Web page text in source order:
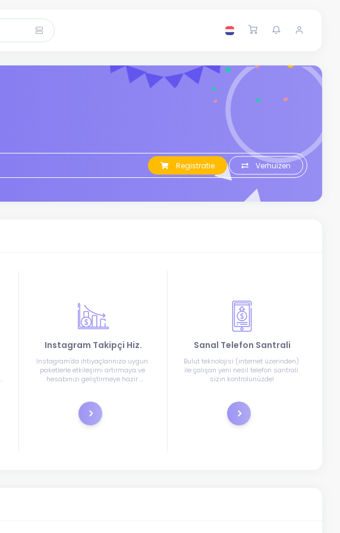
Registratie Verhuizen
Instagram Takipçi Hiz.
Instagram'da ihtiyaçlarınıza uygun
paketlerle etkileşimi artırmaya ve
hesabınızı geliştirmeye hazır
Nu betalen
Sanal Telefon Santrali
Bulut teknolojisi (internet üzerinden)
ile çalışan yeni nesil telefon santrali
sizin kontrolünüzde!
Support Tickets